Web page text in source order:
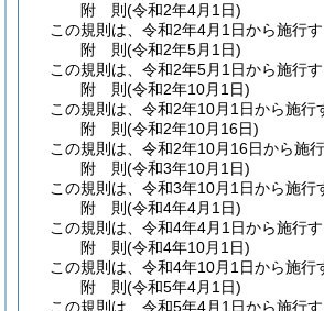
附 則(令和2年4月1日)
この規則は、令和2年4月1日から施行す
附 則(令和2年5月1日)
この規則は、令和2年5月1日から施行す
附 則(令和2年10月1日)
この規則は、令和2年10月1日から施行
附 則(令和2年10月16日)
この規則は、令和2年10月16日から施行
附 則(令和3年10月1日)
この規則は、令和3年10月1日から施行
附 則(令和4年4月1日)
この規則は、令和4年4月1日から施行す
附 則(令和4年10月1日)
この規則は、令和4年10月1日から施行
附 則(令和5年4月1日)
この規則は、令和5年4月1日から施行す